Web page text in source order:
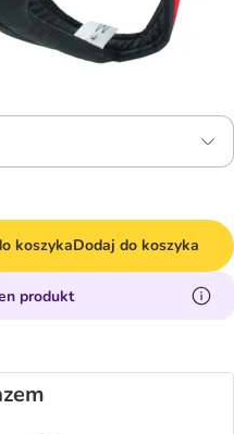
koszykaDodaj do koszyka
produkt